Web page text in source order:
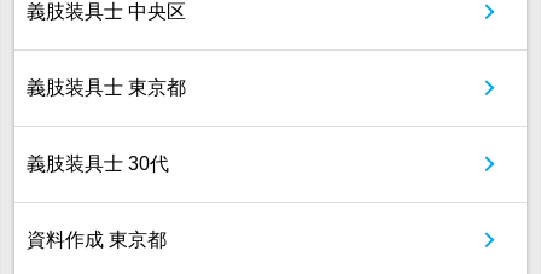
義肢装具士 中央区
義肢装具士 東京都
義肢装具士 30代
資料作成 東京都